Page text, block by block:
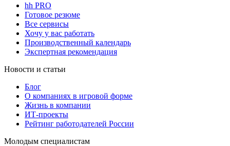
hh PRO
Готовое резюме
Все сервисы
Хочу у вас работать
Производственный календарь
Экспертная рекомендация
Новости и статьи
Блог
О компаниях в игровой форме
Жизнь в компании
ИТ-проекты
Рейтинг работодателей России
Молодым специалистам